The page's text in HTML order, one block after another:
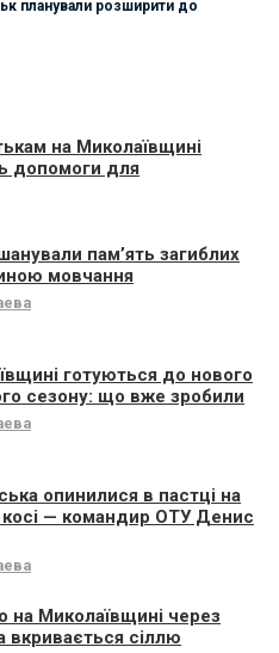
планували розширити до
на Миколаївщині
допомоги для
памʼять загиблих
мовчання
готуються до нового
сезону: що вже зробили
опинилися в пастці на
косі — командир ОТУ Денис
на Миколаївщині через
вкривається сіллю